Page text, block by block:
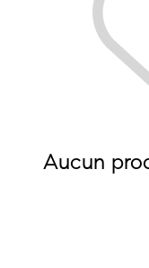
Aucun